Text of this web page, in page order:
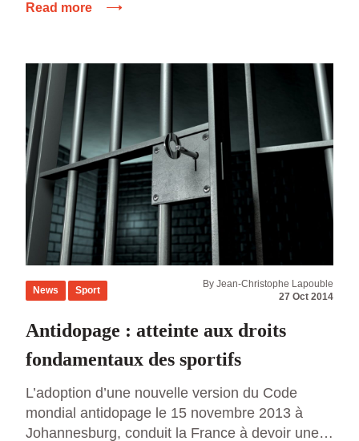
classe au quatrième rang européen derrière
employés par des équipes du big-5, […]
Read more
News Sport
By Jean-Christophe Lapouble
27 Oct 2014
Antidopage : atteinte aux droits
fondamentaux des sportifs
L’adoption d’une nouvelle version du Code
mondial antidopage le 15 novembre 2013 à
Johannesburg, conduit la France à devoir une